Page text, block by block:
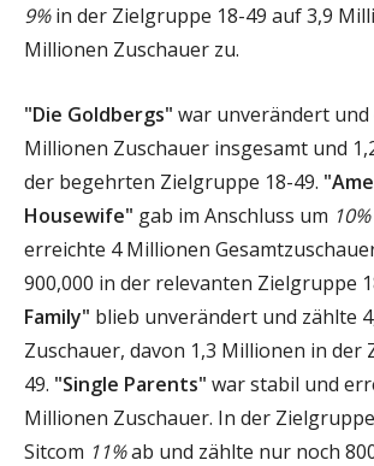
9%in der Zielgruppe 18-49 auf 3,9
Millionen Zuschauer zu.
"Die Goldbergs" war unverändert und
Millionen Zuschauer insgesamt und
der begehrten Zielgruppe 18-49.
Housewife" gab im Anschluss um 10%
erreichte 4 Millionen
900,000 in der relevanten Zielgruppe
Family" blieb unverändert und zählte
Zuschauer, davon 1,3 Millionen in der
49. "Single Parents" war stabil und
Millionen Zuschauer. In der
Sitcom 11%ab und zählte nur noch